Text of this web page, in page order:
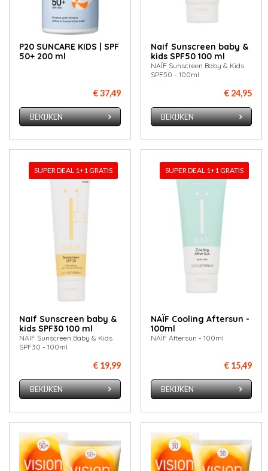
P20 SUNCARE KIDS | SPF
50+ 200 ml
€ 37,49
BEKIJKEN
Naif Sunscreen baby &
kids SPF50 100 ml
NAÏF Sunscreen Baby & Kids
SPF50 - 100ml
€ 24,95
BEKIJKEN
SUPER DEAL 1+1 GRATIS
Naif Sunscreen baby &
kids SPF30 100 ml
NAÏF Sunscreen Baby & Kids
SPF30 - 100ml
€ 19,99
BEKIJKEN
SUPER DEAL 1+1 GRATIS
NAÏF Cooling Aftersun -
100ml
NAÏF Aftersun - 100ml
€ 15,49
BEKIJKEN